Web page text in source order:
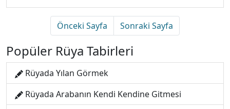
Önceki Sayfa Sonraki Sayfa
Popüler Rüya Tabirleri
Rüyada Yılan Görmek
Rüyada Arabanın Kendi Kendine Gitmesi